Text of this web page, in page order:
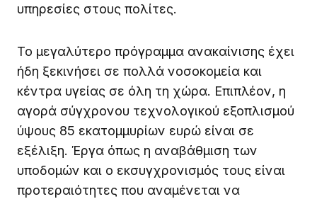
υπηρεσίες στους πολίτες.
Το μεγαλύτερο πρόγραμμα ανακαίνισης έχει
ήδη ξεκινήσει σε πολλά νοσοκομεία και
κέντρα υγείας σε όλη τη χώρα. Επιπλέον, η
αγορά σύγχρονου τεχνολογικού εξοπλισμού
ύψους 85 εκατομμυρίων ευρώ είναι σε
εξέλιξη. Έργα όπως η αναβάθμιση των
υποδομών και ο εκσυγχρονισμός τους είναι
προτεραιότητες που αναμένεται να